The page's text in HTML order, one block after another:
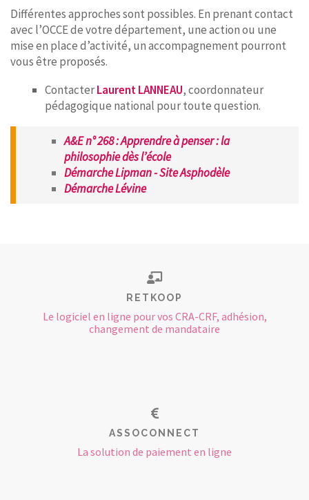
Différentes approches sont possibles. En prenant contact
avec l’OCCE de votre département, une action ou une
mise en place d’activité, un accompagnement pourront
vous être proposés.
ContacterLaurent LANNEAU, coordonnateur
pédagogique national pour toute question.
A&E n° 268 : Apprendre à penser : la
philosophie dès l’école
Démarche Lipman - Site Asphodèle
Démarche Lévine
RETKOOP
Le logiciel en ligne pour vos CRA-CRF, adhésion,
changement de mandataire
ASSOCONNECT
La solution de paiement en ligne